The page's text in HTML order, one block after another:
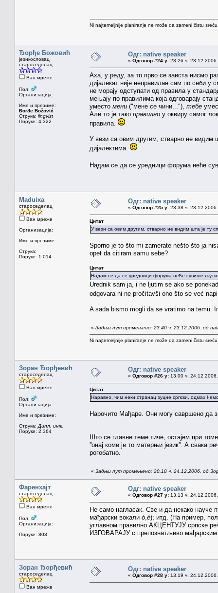
Ni najtemeljnije planiranje ne može da zameni čistu
Ђорђе Божовић
језикословац
староседелац
Ван мреже
Пол:
Организација:
Име и презиме:
Đorđe Božović
Струка: lingvist
Поруке: 4.322
Одг: native speaker
« Одговор #24 у: 23.26 ч.
Аха, у реду, за то прво се заиста нисмо
дијалекат није неправилан сам по себи у
не морају одступати од правила у
мењају по правилима која одговарају
уместо мени ("мене се чини..."), тебе
Али то је тако правилно у оквиру самог
правила.
У вези са овим другим, стварно не видим
дијалектима.
Надам се да се уредници форума неће
Maduixa
староседелац
Ван мреже
Организација:
Име и презиме:
Струка:
Поруке: 1.014
Одг: native speaker
« Одговор #25 у: 23.38 ч.
Цитат
У вези са овим другим, стварно не видим шта је ту
Sporno je to što mi zamerate nešto što ja
opet da citiram samu sebe?
Цитат
Надам се да се уредници форума неће сувише
Urednik sam ja, i ne ljutim se ako se
odgovara ni ne pročitavši ono što se već
A sada bismo mogli da se vratimo na temu.
« Задњи пут промењено: 23.40 ч. 23.12.2006. од
Ni najtemeljnije planiranje ne može da zameni čistu
Зоран Ђорђевић
староседелац
Ван мреже
Пол:
Организација:
Име и презиме:
Струка: Дипл. инж.
Поруке: 2.364
Одг: native speaker
« Одговор #26 у: 13.00 ч.
Цитат
Наравно, чим неки странац зуцне српски, одмах
Нарочито Мађаре. Они могу савршено да
Што се главне теме тиче, остајем при
''онај коме је то матерњи језик''. А свака
рогобатно.
« Задњи пут промењено: 20.18 ч. 24.12.2006. од
Фаренхајт
староседелац
Ван мреже
Пол:
Организација:
Поруке: 803
Одг: native speaker
« Одговор #27 у: 13.13 ч.
Не само нагласак. Све и да некако науче
мађарски вокали ó é); итд. (На пример,
углавном правилно АКЦЕНТУЈУ српске
ИЗГОВАРАЈУ с препознатљиво
Зоран Ђорђевић
староседелац
Ван мреже
Одг: native speaker
« Одговор #28 у: 13.19 ч.